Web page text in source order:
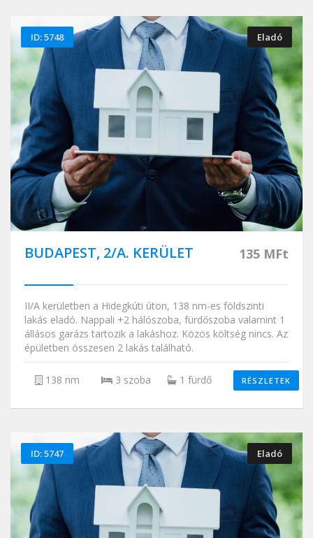
ID: 5748 Eladó
BUDAPEST, 2/A. KERÜLET 135 MFt
II/A kerületben a Hidegkúti úton, 138 nm-es földszinti
lakás eladó. Nappali +2 hálószoba, fürdőszoba valamint 1
állásos garázs tartozik a lakáshoz. Közös költség nincs. Az
épületben összesen 2 lakás található.
138 nm 3 szoba 1 fürdő RÉSZLETEK
ID: 5747 Eladó